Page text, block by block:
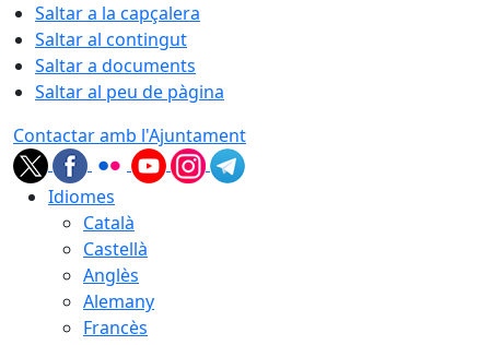
Saltar a la capçalera
Saltar al contingut
Saltar a documents
Saltar al peu de pàgina
Contactar amb l'Ajuntament
Idiomes
Català
Castellà
Anglès
Alemany
Francès